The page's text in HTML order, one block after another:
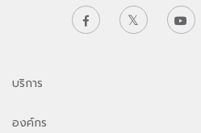
บริการ
องค์กร